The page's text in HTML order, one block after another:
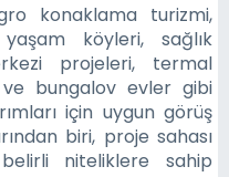
konaklama turizmi,
köyleri, sağlık
projeleri, termal
bungalov evler gibi
için uygun görüş
biri, proje sahası
niteliklere sahip